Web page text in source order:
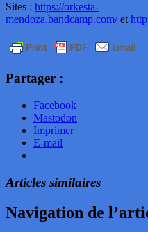
Sites : https://orkesta-
mendoza.bandcamp.com/et
Partager :
Facebook
Mastodon
Imprimer
E-mail
Articles similaires
Navigation de